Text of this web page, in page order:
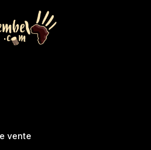
vente